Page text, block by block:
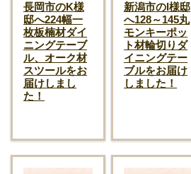
長岡市のK様
邸へ224幅一
枚板楠材ダイ
ニングテーブ
ル、オーク材
スツールをお
届けしまし
た！
新潟市のI様邸
へ128～145丸
モンキーポッ
ト材輪切りダ
イニングテー
ブルをお届け
しました！